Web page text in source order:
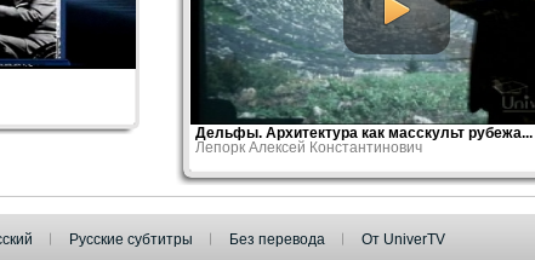
Дельфы. Архитектура как масскульт рубежа...
Лепорк Алексей Константинович
Русские субтитры Без перевода От UniverTV